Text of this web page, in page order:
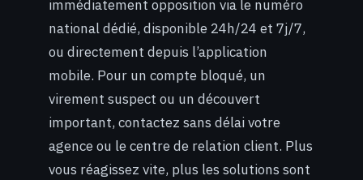
immédiatement opposition via le numéro
national dédié, disponible 24h/24 et 7j/7,
ou directement depuis l’application
mobile. Pour un compte bloqué, un
virement suspect ou un découvert
important, contactez sans délai votre
agence ou le centre de relation client. Plus
vous réagissez vite, plus les solutions sont